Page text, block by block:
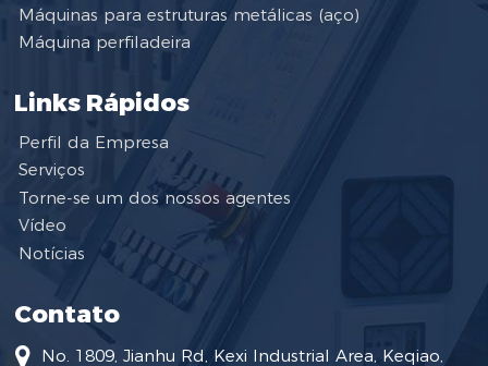
Máquinas para estruturas metálicas (aço)
Máquina perfiladeira
Links Rápidos
Perfil da Empresa
Serviços
Torne-se um dos nossos agentes
Vídeo
Notícias
Contato
No. 1809, Jianhu Rd, Kexi Industrial Area, Keqiao,